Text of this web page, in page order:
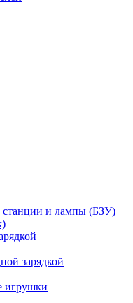
станции и лампы (БЗУ)
зарядкой
игрушки